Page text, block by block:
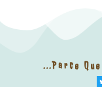
...parce